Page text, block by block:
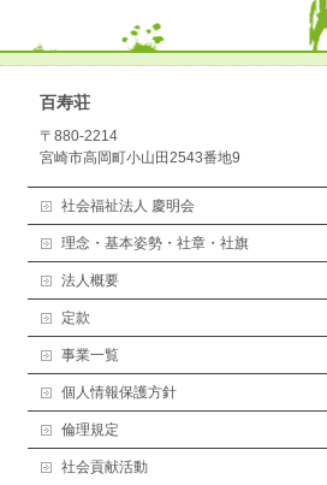
百寿荘
〒880-2214
宮崎市高岡町小山田2543番地9
社会福祉法人 慶明会
理念・基本姿勢・社章・社旗
法人概要
定款
事業一覧
個人情報保護方針
倫理規定
社会貢献活動